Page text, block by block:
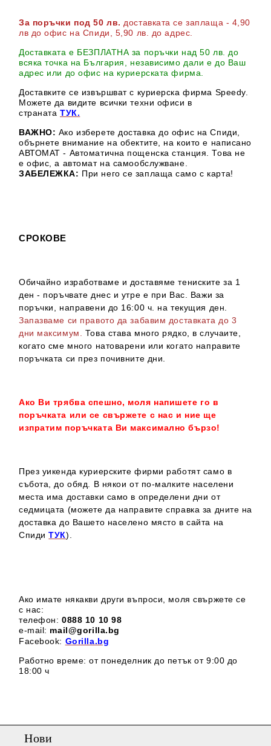
За поръчки под 50 лв. доставката се заплаща - 4,90
лв до офис на Спиди
, 5,90 лв. до адрес
Доставката е БЕЗПЛАТНА за поръчки над 50 лв. до
всяка точка на България, независимо дали е до Ваш
адрес или до офис на куриерската фирма.
Доставките се извършват с куриерска фирма Speedy.
Можете да видите всички техни офиси в
страната ТУК.
ВАЖНО: Ако изберете доставка до офис на Спиди,
обърнете внимание на обектите, на които е написано
АВТОМАТ - Автоматична пощенска станция. Това не
е офис, а автомат на самообслужване.
ЗАБЕЛЕЖКА: При него се заплаща само с карта!
СРОКОВЕ
Обичайно изработваме и доставяме тениските за 1
ден - поръчвате днес и утре е при Вас. Важи за
поръчки, направени до 16:00 ч. на текущия ден.
Запазваме си правото да забавим доставката до 3
дни максимум.
Това става много рядко, в случаите,
когато сме много натоварени или когато направите
поръчката си през почивните дни.
Ако Ви трябва спешно, моля напишете го в
поръчката или се свържете с нас и ние ще
изпратим поръчката Ви максимално бързо!
През уикенда куриерските фирми работят само в
събота, до обяд. В някои от по-малките населени
места има доставки само в определени дни от
седмицата (можете да направите справка за дните на
доставка до Вашето населено място в сайта на
СпидиТУК).
Ако имате някакви други въпроси, моля свържете се
с нас:
телефон:0888 10 10 98
e-mail: mail@gorilla.bg
Facebook: Gorilla.bg
Работно време: от понеделник до петък от 9:00 до
18:00 ч
Нови